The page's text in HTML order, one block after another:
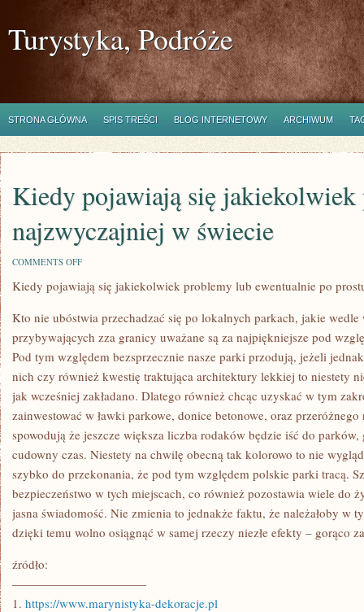
Turystyka, Podróże
STRONA GŁÓWNA SPIS TREŚCI BLOG INTERNETOWY ARCHIWUM
Kiedy pojawiają się jakiekolwiek
najzwyczajniej w świecie
COMMENTS OFFON
POJAWIAJĄ
SIĘ
PROBLEMY
BĄDŹ
NAJZWYCZAJNIEJ
W
ŚWIECIE
Kiedy pojawiają się jakiekolwiek problemy lub ewentualnie po
Kto nie ubóstwia przechadzać się po lokalnych parkach, jakie
przybywających zza granicy uważane są za najpiękniejsze pod
Pod tym względem bezsprzecznie nasze parki przodują, jeżeli
nich czy również kwestię traktująca architektury lekkiej to niestety
jak wcześniej zakładano. Dlatego również chcąc uzyskać w tym
zainwestować w ławki parkowe, donice betonowe, oraz
spowodują że jeszcze większa liczba rodaków będzie iść do
cudowny czas. Niestety na chwilę obecną tak kolorowo to nie
szybko do przekonania, że pod tym względem polskie parki tracą.
bezpieczeństwo w tych miejscach, co również pozostawia wiele do
jasna świadomość. Nie zmienia to jednakże faktu, że należałoby w
dzięki temu wolno osiągnąć w samej rzeczy niezłe efekty – gorąco
źródło:
———————————
1. https://www.marynistyka-dekoracje.pl